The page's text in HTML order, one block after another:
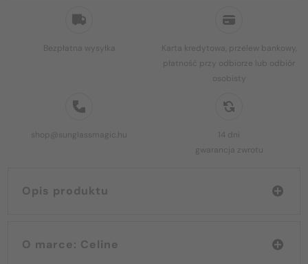
Bezpłatna wysyłka
Karta kredytowa, przelew bankowy,
płatność przy odbiorze lub odbiór
osobisty
shop@sunglassmagic.hu
14 dni
gwarancja zwrotu
Opis produktu
O marce: Celine